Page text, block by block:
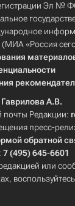
Эл №
(МИА «Россия
Гаврилова А.В.
почты Редакции:
пресс-
обратной
7 (495) 645-6601
или
воспользуйтесь